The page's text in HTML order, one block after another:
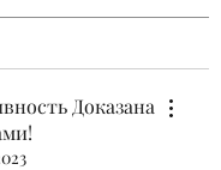
Доказана